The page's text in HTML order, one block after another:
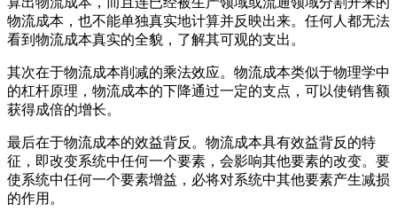
物流成本，也不能单独真实地计算并反映出来。任何人都无法
看到物流成本真实的全貌，了解其可观的支出。
其次在于物流成本削减的乘法效应。物流成本类似于物理学中
的杠杆原理，物流成本的下降通过一定的支点，可以使销售额
获得成倍的增长。
最后在于物流成本的效益背反。物流成本具有效益背反的特
征，即改变系统中任何一个要素，会影响其他要素的改变。要
使系统中任何一个要素增益，必将对系统中其他要素产生减损
的作用。